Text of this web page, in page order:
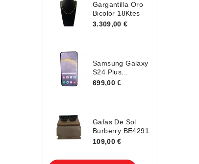
Gargantilla Oro
Bicolor 18Ktes
3.309,00 €
Samsung Galaxy
S24 Plus...
699,00 €
Gafas De Sol
Burberry BE4291
109,00 €